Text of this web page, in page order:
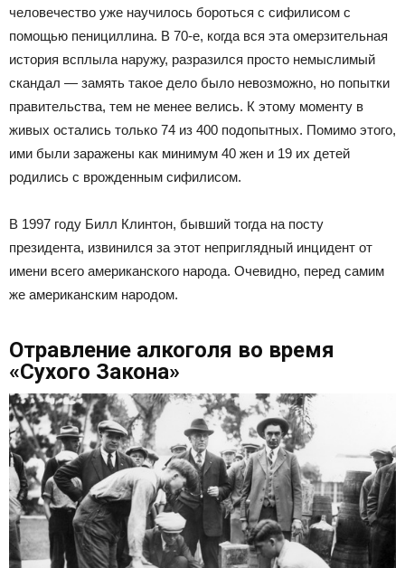
человечество уже научилось бороться с сифилисом с
помощью пенициллина. В 70-е, когда вся эта омерзительная
история всплыла наружу, разразился просто немыслимый
скандал — замять такое дело было невозможно, но попытки
правительства, тем не менее велись. К этому моменту в
живых остались только 74 из 400 подопытных. Помимо этого,
ими были заражены как минимум 40 жен и 19 их детей
родились с врожденным сифилисом.
В 1997 году Билл Клинтон, бывший тогда на посту
президента, извинился за этот неприглядный инцидент от
имени всего американского народа. Очевидно, перед самим
же американским народом.
Отравление алкоголя во время
«Сухого Закона»